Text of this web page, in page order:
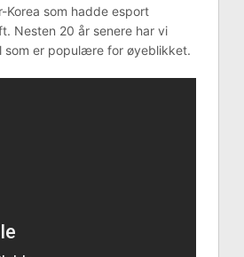
som hadde esport
Nesten 20 år senere har vi
er populære for øyeblikket.